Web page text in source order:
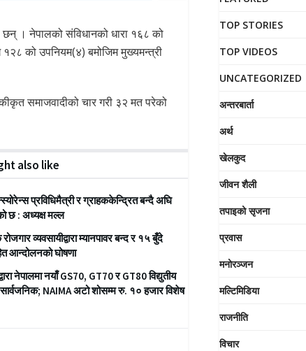
। नेपालको संविधानको धारा १६८ को
को उपनियम(४) बमोजिम मुख्यमन्त्री
समाजवादीको चार गरी ३२ मत परेको
also like
प्रविधिमैत्री र ग्राहककेन्द्रित बन्दै अघि
छ : अध्यक्ष मल्ल
व्यवसायीद्वारा म्यानपावर बन्द र १५ बुँदे
आन्दोलनको घोषणा
नेपालमा नयाँ GS70, GT70 र GT80 विद्युतीय
NAIMA अटो शोसम्म रु. १० हजार विशेष
TOP STORIES
TOP VIDEOS
UNCATEGORIZED
अन्तरबार्ता
अर्थ
खेलकुद
जीवन शैली
तपाइको सृजना
प्रवास
मनोरञ्जन
मल्टिमिडिया
राजनीति
विचार